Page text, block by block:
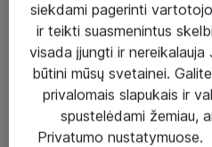
Paslaugos
Sprendimai
Įgyvendinti projektai
Atea ekspertų patarimai verslui
siekdami pagerinti
ir teikti suasmenintus
visada įjungti ir
būtini mūsų svetainei.
privalomais slapukais ir
spustelėdami žemiau,
Privatumo nustatymuose.